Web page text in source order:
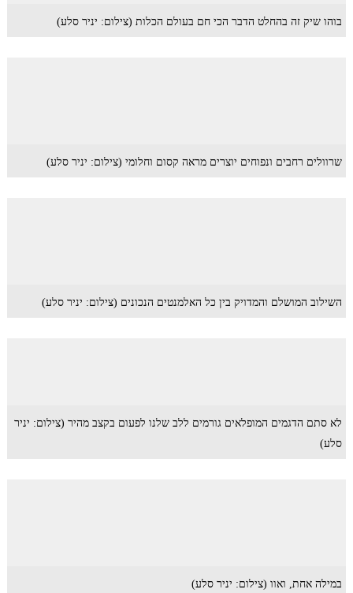
בוהו שיק זה בהחלט הדבר הכי חם בעולם הכלות (צילום: יניר סלע)
שרוולים רחבים ונפוחים יוצרים מראה קסום וחלומי (צילום: יניר סלע)
השילוב המושלם והמדויק בין כל האלמנטים הנכונים (צילום: יניר סלע)
לא סתם הדגמים המופלאים גורמים ללב שלנו לפעום בקצב מהיר (צילום: יניר
סלע)
במילה אחת, ואוו (צילום: יניר סלע)